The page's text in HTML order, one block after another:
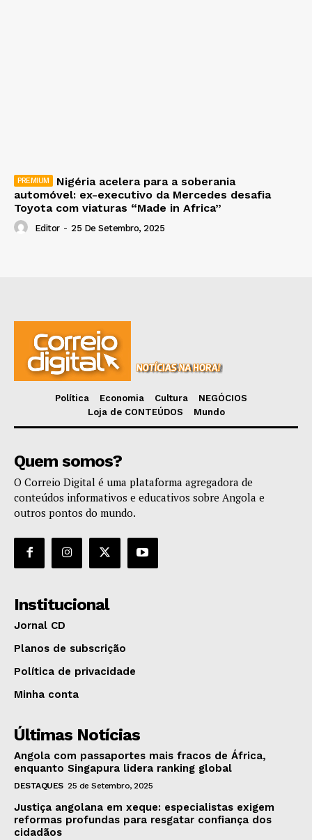
Nigéria acelera para a soberania
automóvel: ex-executivo da Mercedes desafia
Toyota com viaturas “Made in Africa”
Editor - 25 De Setembro, 2025
Política Economia Cultura
NEGÓCIOS
Loja de CONTEÚDOS
Mundo
Quem somos?
O Correio Digital é uma plataforma agregadora de
conteúdos informativos e educativos sobre Angola e
outros pontos do mundo.
Institucional
Jornal CD
Planos de subscrição
Política de privacidade
Minha conta
Últimas Notícias
Angola com passaportes mais fracos de África,
enquanto Singapura lidera ranking global
DESTAQUES 25 de Setembro, 2025
Justiça angolana em xeque: especialistas exigem
reformas profundas para resgatar confiança dos
cidadãos